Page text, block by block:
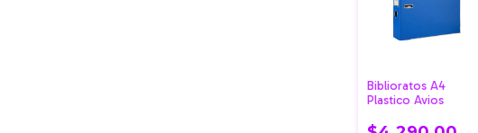
Biblioratos A4
Plastico Avios